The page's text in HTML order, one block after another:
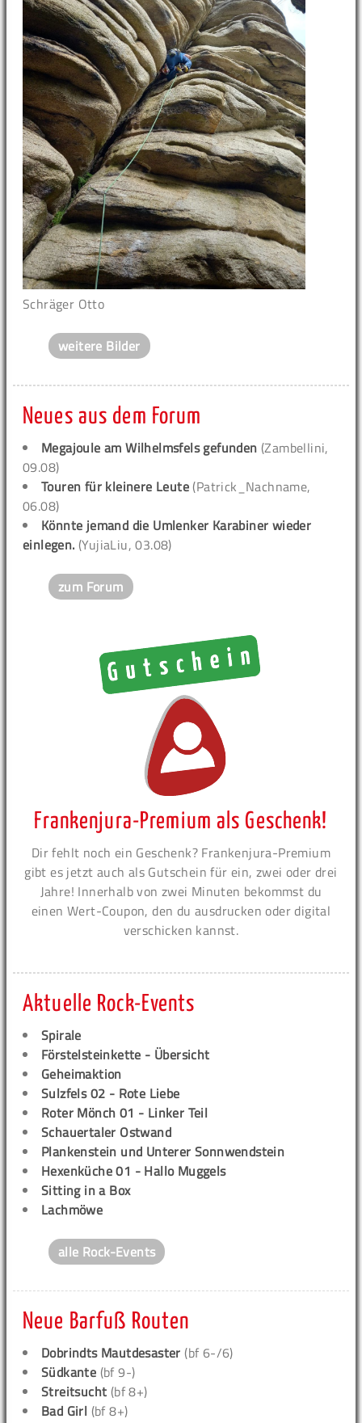
Schräger Otto
weitere Bilder
Neues aus dem Forum
Megajoule am Wilhelmsfels gefunden (Zambellini,
09.08)
Touren für kleinere Leute (Patrick_Nachname,
06.08)
Könnte jemand die Umlenker Karabiner wieder
einlegen. (YujiaLiu, 03.08)
zum Forum
Frankenjura-Premium als Geschenk!
Dir fehlt noch ein Geschenk? Frankenjura-Premium
gibt es jetzt auch als Gutschein für ein, zwei oder drei
Jahre! Innerhalb von zwei Minuten bekommst du
einen Wert-Coupon, den du ausdrucken oder digital
verschicken kannst.
Aktuelle Rock-Events
Spirale
Förstelsteinkette - Übersicht
Geheimaktion
Sulzfels 02 - Rote Liebe
Roter Mönch 01 - Linker Teil
Schauertaler Ostwand
Plankenstein und Unterer Sonnwendstein
Hexenküche 01 - Hallo Muggels
Sitting in a Box
Lachmöwe
alle Rock-Events
Neue Barfuß Routen
Dobrindts Mautdesaster (bf 6-/6)
Südkante (bf 9-)
Streitsucht (bf 8+)
Bad Girl (bf 8+)